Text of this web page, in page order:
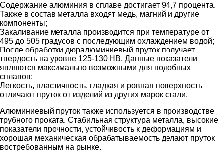
Содержание алюминия в сплаве достигает 94,7 процента.
Также в состав металла входят медь, магний и другие
компоненты;
Закаливание металла производится при температуре от
495 до 505 градусов с последующим охлаждением водой;
После обработки дюралюминиевый пруток получает
твердость на уровне 125-130 НВ. Данные показатели
являются максимально возможными для подобных
сплавов;
Легкость, пластичность, гладкая и ровная поверхность
отличают пруток от изделий из других марок стали.
Алюминиевый пруток также используется в производстве
трубного проката. Стабильная структура металла, высокие
показатели прочности, устойчивость к деформациям и
хорошая механическая обрабатываемость делают пруток
востребованным на рынке.